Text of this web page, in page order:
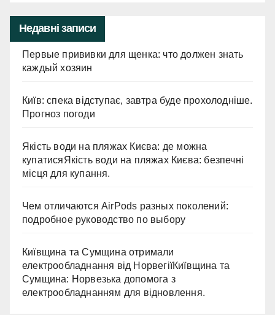
Недавні записи
Первые прививки для щенка: что должен знать
каждый хозяин
Київ: спека відступає, завтра буде прохолодніше.
Прогноз погоди
Якість води на пляжах Києва: де можна
купатисяЯкість води на пляжах Києва: безпечні
місця для купання.
Чем отличаются AirPods разных поколений:
подробное руководство по выбору
Київщина та Сумщина отримали
електрообладнання від НорвегіїКиївщина та
Сумщина: Норвезька допомога з
електрообладнанням для відновлення.